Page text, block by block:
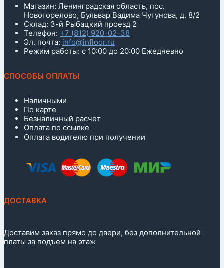
Магазин: Ленинградская область, пос.
Новогорелово, Бульвар Вадима Чугунова, д. 8/2
Склад: 3-й Рыбацкий проезд 2
Телефон: +7 (812) 920-02-38
Эл. почта: info@infloor.ru
Режим работы: с 10:00 до 20:00 Ежедневно
СПОСОБЫ ОПЛАТЫ
Наличными
По карте
Безналичный расчет
Оплата по ссылке
Оплата водителю при получении
ДОСТАВКА
Доставим заказ прямо до двери, без дополнительной
платы за подъем на этаж